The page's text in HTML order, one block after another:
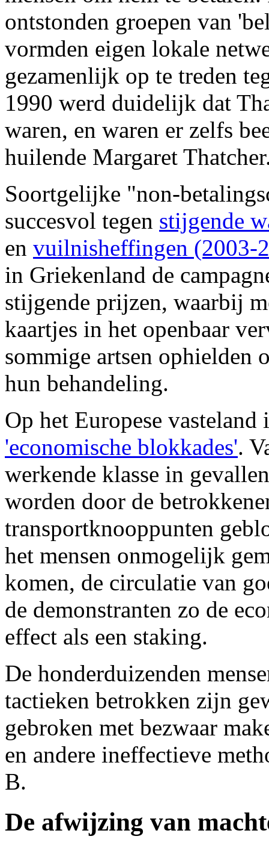
ontstonden groepen van
vormden eigen lokale
gezamenlijk op te treden
1990 werd duidelijk dat
waren, en waren er zelfs
huilende Margaret
Soortgelijke "non-
succesvol tegen stijgende
en vuilnisheffingen (2003-
in Griekenland de
stijgende prijzen, waarbij
kaartjes in het openbaar
sommige artsen ophielden
hun behandeling.
Op het Europese
'economische blokkades'.
werkende klasse in
worden door de
transportknooppunten
het mensen onmogelijk
komen, de circulatie van
de demonstranten zo de
effect als een staking.
De honderduizenden
tactieken betrokken zijn
gebroken met bezwaar
en andere ineffectieve
B.
De afwijzing van